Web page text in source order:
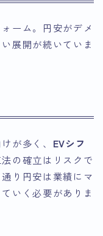
ーム。円安がデメ
展開が続いていま
が多く、 EVシフ
の確立はリスクで
り円安は業績にマ
いく必要がありま